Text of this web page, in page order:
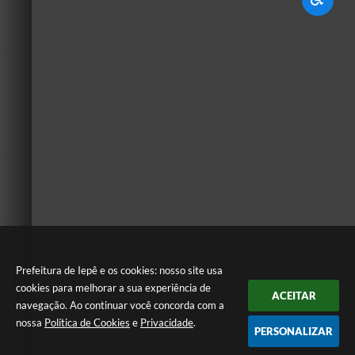
Prefeitura de Iepê e os cookies: nosso site usa
cookies para melhorar a sua experiência de
navegação. Ao continuar você concorda com a
nossa Política de Cookies e Privacidade.
ACEITAR
PERSONALIZAR